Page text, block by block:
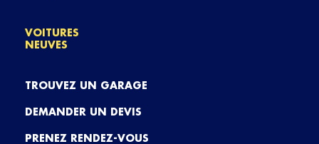
VOITURES
NEUVES
TROUVEZ UN GARAGE
DEMANDER UN DEVIS
PRENEZ RENDEZ-VOUS